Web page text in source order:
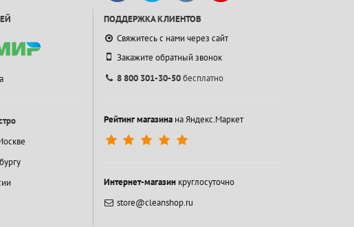
ПОДДЕРЖКА КЛИЕНТОВ
Свяжитесь с нами через сайт
Закажите обратный звонок
8 800 301-30-50бесплатно
Рейтинг магазинана Яндекс.Маркет
Интернет-магазинкруглосуточно
store@cleanshop.ru